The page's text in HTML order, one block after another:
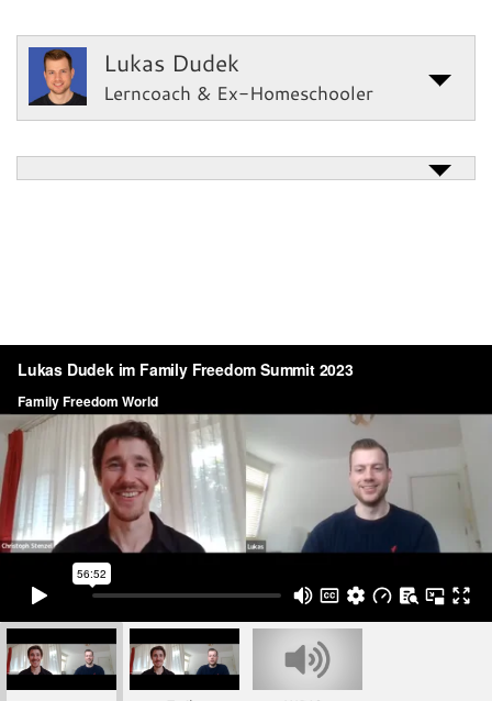
Lukas Dudek
Lerncoach & Ex-Homeschooler